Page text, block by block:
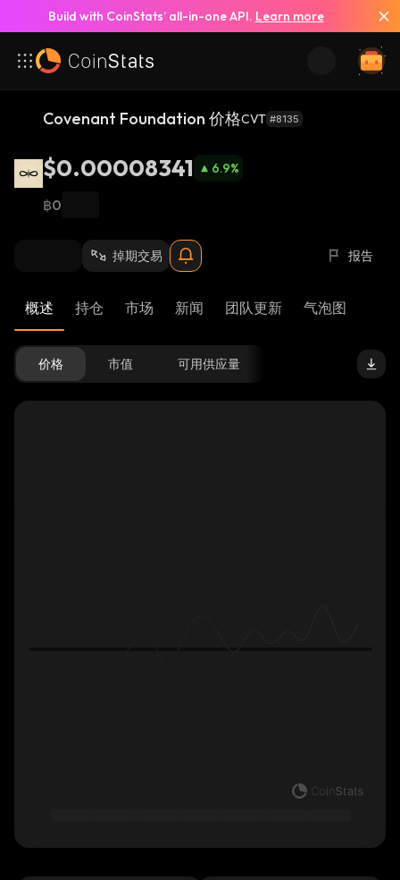
Build with CoinStats’ all-in-one API. Learn more
Covenant Foundation 价格CVT #8135
$0.00008341 6.9%
฿0
掉期交易 报告
概述 持仓 市场 新闻 团队更新 气泡图
价格 市值 可用供应量